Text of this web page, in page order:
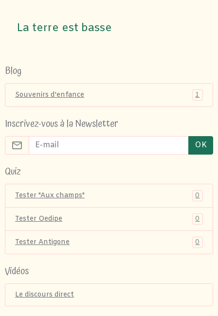
La terre est basse
Blog
Souvenirs d'enfance 1
Inscrivez-vous à la Newsletter
OK
Quiz
Tester "Aux champs" 0
Tester Oedipe 0
Tester Antigone 0
Vidéos
Le discours direct